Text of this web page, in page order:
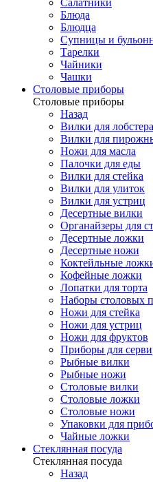
Блюда
Блюдца
Супницы и
Тарелки
Чайники
Чашки
Cтоловые приборы
Cтоловые приборы
Назад
Вилки для лобстера
Вилки для
Ножи для масла
Палочки для еды
Вилки для стейка
Вилки для улиток
Вилки для устриц
Десертные вилки
Органайзеры для
Десертные ложки
Десертные ножи
Коктейльные
Кофейные ложки
Лопатки для торта
Наборы столовых
Ножи для стейка
Ножи для устриц
Ножи для фруктов
Приборы для
Рыбные вилки
Рыбные ножи
Столовые вилки
Столовые ложки
Столовые ножи
Упаковки для
Чайные ложки
Стеклянная посуда
Стеклянная посуда
Назад